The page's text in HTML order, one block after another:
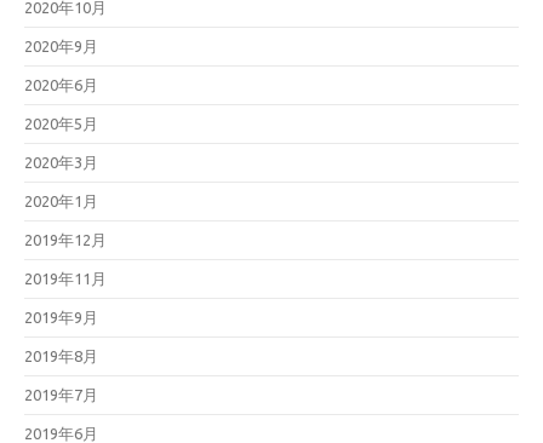
2020年10月
2020年9月
2020年6月
2020年5月
2020年3月
2020年1月
2019年12月
2019年11月
2019年9月
2019年8月
2019年7月
2019年6月